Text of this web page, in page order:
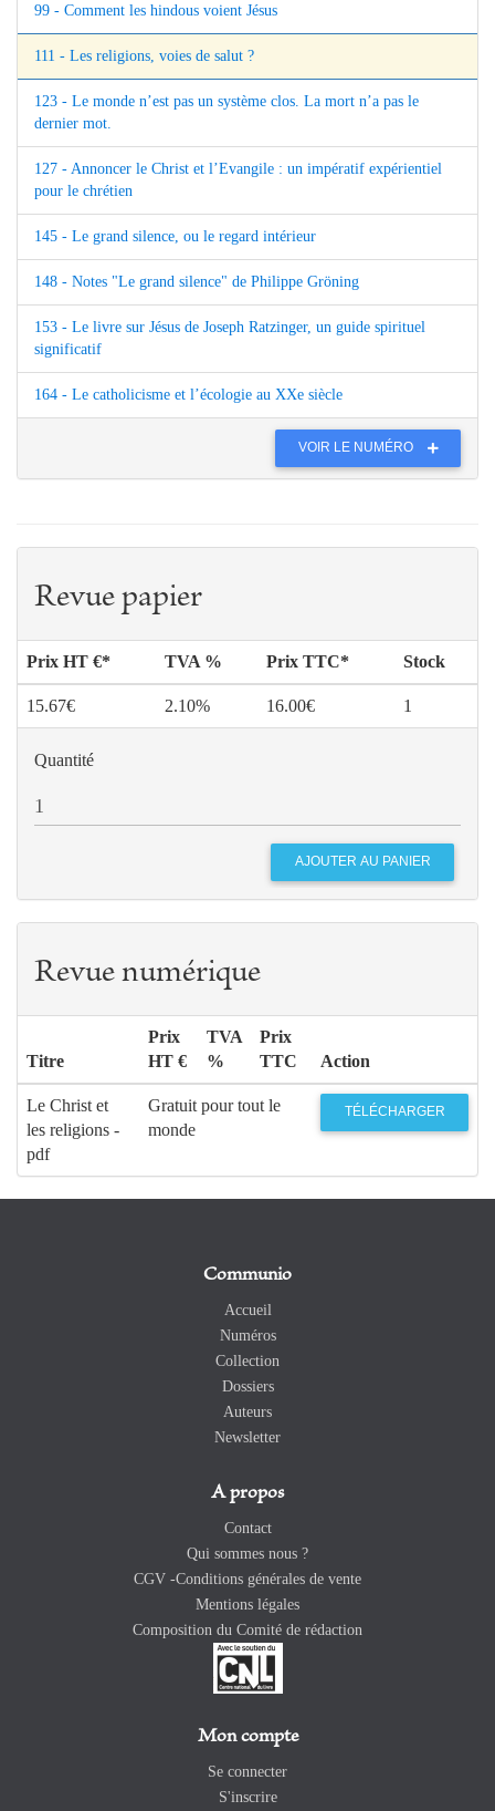
99 - Comment les hindous voient Jésus
111 - Les religions, voies de salut ?
123 - Le monde n’est pas un système clos. La mort n’a pas le
dernier mot.
127 - Annoncer le Christ et l’Evangile : un impératif expérientiel
pour le chrétien
145 - Le grand silence, ou le regard intérieur
148 - Notes "Le grand silence" de Philippe Gröning
153 - Le livre sur Jésus de Joseph Ratzinger, un guide spirituel
significatif
164 - Le catholicisme et l’écologie au XXe siècle
VOIR LE NUMÉRO
Revue papier
Prix HT €* TVA % Prix TTC* Stock
15.67€ 2.10% 16.00€ 1
Quantité
Revue numérique
Titre
Prix
HT €
TVA
%
Prix
TTC
Action
Le Christ et
les religions -
pdf
Gratuit pour tout le
monde
TÉLÉCHARGER
Communio
Accueil
Numéros
Collection
Dossiers
Auteurs
Newsletter
A propos
Contact
Qui sommes nous ?
CGV -Conditions générales de vente
Mentions légales
Composition du Comité de rédaction
Mon compte
Se connecter
S'inscrire